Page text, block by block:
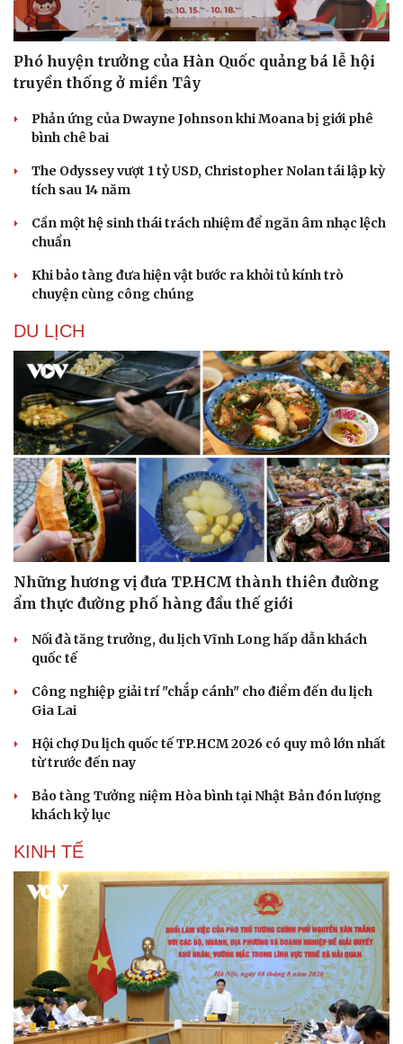
Doanh nghiệp
Thông tin doanh nghiệp
Doanh nghiệp 24h
Doanh nhân
Công nghệ
Tin Công nghệ
Phó huyện trưởng của Hàn Quốc quảng bá lễ hội
truyền thống ở miền Tây
Phản ứng của Dwayne Johnson khi Moana bị giới phê
bình chê bai
The Odyssey vượt 1 tỷ USD, Christopher Nolan tái lập kỳ
tích sau 14 năm
Cần một hệ sinh thái trách nhiệm để ngăn âm nhạc lệch
chuẩn
Khi bảo tàng đưa hiện vật bước ra khỏi tủ kính trò
chuyện cùng công chúng
DU LỊCH
Những hương vị đưa TP.HCM thành thiên đường
ẩm thực đường phố hàng đầu thế giới
Nối đà tăng trưởng, du lịch Vĩnh Long hấp dẫn khách
quốc tế
Công nghiệp giải trí "chắp cánh" cho điểm đến du lịch
Gia Lai
Hội chợ Du lịch quốc tế TP.HCM 2026 có quy mô lớn nhất
từ trước đến nay
Bảo tàng Tưởng niệm Hòa bình tại Nhật Bản đón lượng
khách kỷ lục
KINH TẾ